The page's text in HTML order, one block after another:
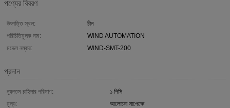
পণ্যের বিবরণ
উৎপত্তি স্থল:
চীন
পরিচিতিমুলক নাম:
WIND AUTOMATION
মডেল নম্বার:
WIND-SMT-200
প্রদান
ন্যূনতম চাহিদার পরিমাণ:
১ পিসি
মূল্য:
আলোচনা সাপেক্ষে